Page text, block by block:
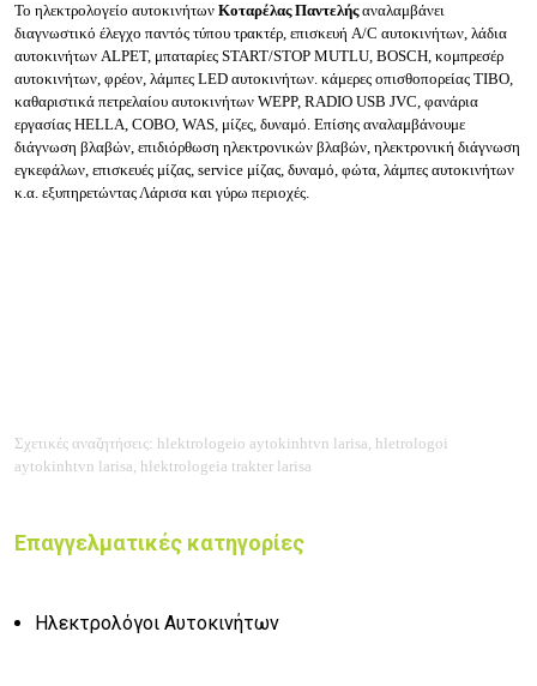
Το ηλεκτρολογείο αυτοκινήτων Κοταρέλας Παντελήςαναλαμβάνει
διαγνωστικό έλεγχο παντός τύπου τρακτέρ, επισκευή A/C αυτοκινήτων, λάδια
αυτοκινήτων ALPET, μπαταρίες START/STOP MUTLU, BOSCH, κομπρεσέρ
αυτοκινήτων, φρέον, λάμπες LED αυτοκινήτων. κάμερες οπισθοπορείας TIBO,
καθαριστικά πετρελαίου αυτοκινήτων WEPP, RADIO USB JVC, φανάρια
εργασίας HELLA, COBO, WAS, μίζες, δυναμό. Επίσης αναλαμβάνουμε
διάγνωση βλαβών, επιδιόρθωση ηλεκτρονικών βλαβών, ηλεκτρονική διάγνωση
εγκεφάλων, επισκευές μίζας, service μίζας, δυναμό, φώτα, λάμπες αυτοκινήτων
κ.α. εξυπηρετώντας Λάρισα και γύρω περιοχές.
Σχετικές αναζητήσεις: hlektrologeio aytokinhtvn larisa, hletrologoi
aytokinhtvn larisa, hlektrologeia trakter larisa
Επαγγελματικές κατηγορίες
Ηλεκτρολόγοι Αυτοκινήτων